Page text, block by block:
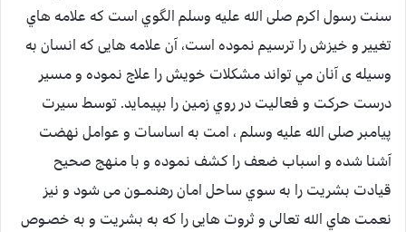
سنت رسول اكرم صلی الله عليه وسلم الگوي است كه علامه هاي
تغيير و خيزش را ترسيم نموده است، آن علامه هايی كه انسان به
وسيله ی آنان مي تواند مشكلات خويش را علاج نموده و مسير
درست حركت و فعاليت در روي زمين را بپيمايد. توسط سيرت
پيامبر صلی الله عليه وسلم ، امت به اساسات و عوامل نهضت
آشنا شده و اسباب ضعف را كشف نموده و با منهج صحيح
قيادت بشريت را به سوي ساحل امان رهنمــون می شود و نيز
نعمت هاي الله تعالی و ثروت هايی را كه به بشريت و به خصـوص